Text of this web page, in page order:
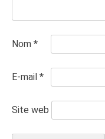
Nom *
E-mail *
Site web